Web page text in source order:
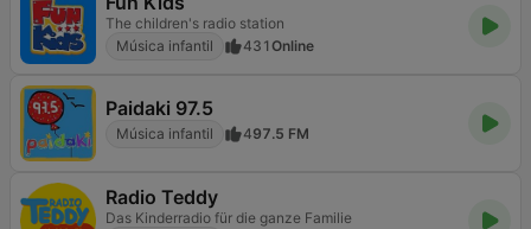
The children's radio station
Música infantil
431 Online
Paidaki 97.5
Música infantil 497.5 FM
Radio Teddy
Das Kinderradio für die ganze Familie